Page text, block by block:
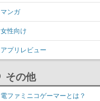
マンガ
女性向け
アプリレビュー
その他
電ファミニコゲーマーとは？